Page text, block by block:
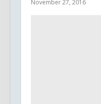
November 27, 2016